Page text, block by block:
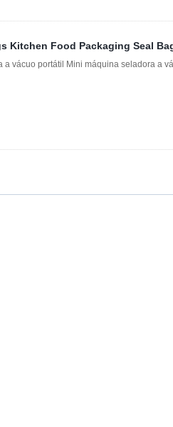
Kitchen Food Packaging Seal
a vácuo portátil Mini máquina seladora a